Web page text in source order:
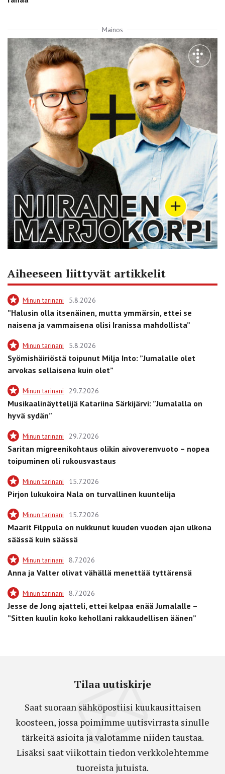
Mainos
Aiheeseen liittyvät artikkelit
Minun tarinani 5.8.2026
”Halusin olla itsenäinen, mutta ymmärsin, ettei se
naisena ja vammaisena olisi Iranissa mahdollista”
Minun tarinani 5.8.2026
Syömishäiriöstä toipunut Milja Into: ”Jumalalle olet
arvokas sellaisena kuin olet”
Minun tarinani 29.7.2026
Musikaalinäyttelijä Katariina Särkijärvi: ”Jumalalla on
hyvä sydän”
Minun tarinani 29.7.2026
Saritan migreenikohtaus olikin aivoverenvuoto – nopea
toipuminen oli rukousvastaus
Minun tarinani 15.7.2026
Pirjon lukukoira Nala on turvallinen kuuntelija
Minun tarinani 15.7.2026
Maarit Filppula on nukkunut kuuden vuoden ajan ulkona
säässä kuin säässä
Minun tarinani 8.7.2026
Anna ja Valter olivat vähällä menettää tyttärensä
Minun tarinani 8.7.2026
Jesse de Jong ajatteli, ettei kelpaa enää Jumalalle –
”Sitten kuulin koko kehollani rakkaudellisen äänen”
Tilaa uutiskirje
Saat suoraan sähköpostiisi kuukausittaisen
koosteen, jossa poimimme uutisvirrasta sinulle
tärkeitä asioita ja valotamme niiden taustaa.
Lisäksi saat viikottain tiedon verkkolehtemme
tuoreista jutuista.